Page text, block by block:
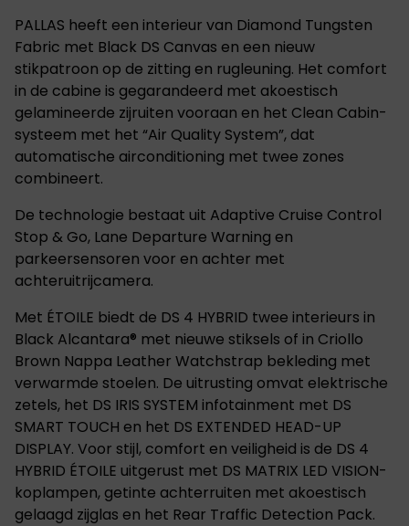
PALLAS heeft een interieur van Diamond Tungsten
Fabric met Black DS Canvas en een nieuw
stikpatroon op de zitting en rugleuning. Het comfort
in de cabine is gegarandeerd met akoestisch
gelamineerde zijruiten vooraan en het Clean Cabin-
systeem met het “Air Quality System”, dat
automatische airconditioning met twee zones
combineert.
De technologie bestaat uit Adaptive Cruise Control
Stop & Go, Lane Departure Warning en
parkeersensoren voor en achter met
achteruitrijcamera.
Met ÉTOILE biedt de DS 4 HYBRID twee interieurs in
Black Alcantara® met nieuwe stiksels of in Criollo
Brown Nappa Leather Watchstrap bekleding met
verwarmde stoelen. De uitrusting omvat elektrische
zetels, het DS IRIS SYSTEM infotainment met DS
SMART TOUCH en het DS EXTENDED HEAD-UP
DISPLAY. Voor stijl, comfort en veiligheid is de DS 4
HYBRID ÉTOILE uitgerust met DS MATRIX LED VISION-
koplampen, getinte achterruiten met akoestisch
gelaagd zijglas en het Rear Traffic Detection Pack.